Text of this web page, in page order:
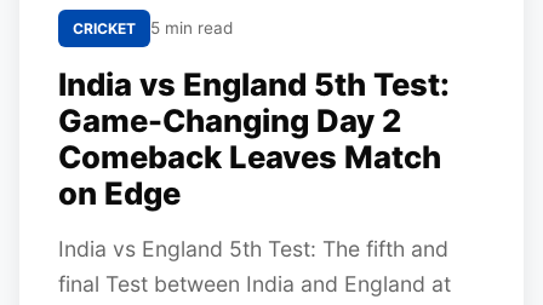
CRICKET 5 min read
India vs England 5th Test:
Game-Changing Day 2
Comeback Leaves Match
on Edge
India vs England 5th Test: The fifth and
final Test between India and England at